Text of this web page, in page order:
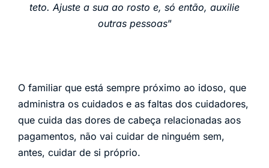
teto. Ajuste a sua ao rosto e, só então, auxilie
outras pessoas”
O familiar que está sempre próximo ao idoso, que
administra os cuidados e as faltas dos cuidadores,
que cuida das dores de cabeça relacionadas aos
pagamentos, não vai cuidar de ninguém sem,
antes, cuidar de si próprio.